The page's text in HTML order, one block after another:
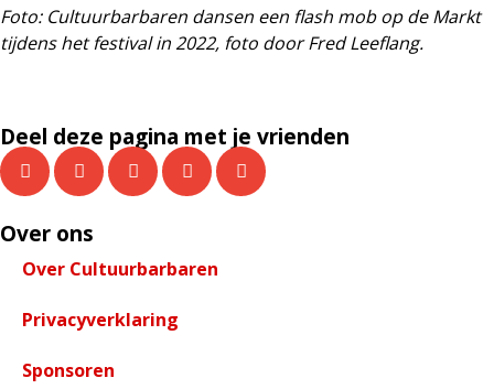
Foto: Cultuurbarbaren dansen een flash mob op de Markt
tijdens het festival in 2022, foto door Fred Leeflang.
Deel deze pagina met je vrienden
Over ons
Over Cultuurbarbaren
Privacyverklaring
Sponsoren